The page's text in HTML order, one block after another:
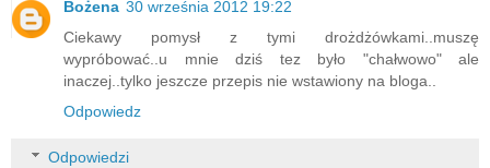
Bożena 30 września 2012 19:22
Ciekawy pomysł z tymi drożdżówkami..muszę
wypróbować..u mnie dziś tez było "chałwowo" ale
inaczej..tylko jeszcze przepis nie wstawiony na bloga..
Odpowiedz
Odpowiedzi